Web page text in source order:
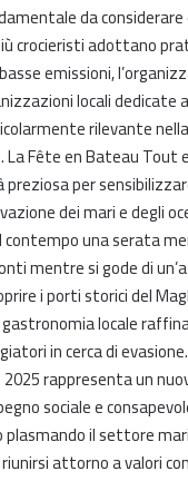
da considerare
crocieristi adottano
emissioni,
locali dedicate
rilevante
Fête en Bateau Tout
preziosa per
dei mari e degli
una serata
mentre si gode di
i porti storici del
gastronomia locale
in cerca di
rappresenta un
sociale e
il settore
attorno a valori